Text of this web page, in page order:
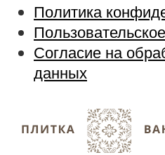
Политика
Согласие на
данных